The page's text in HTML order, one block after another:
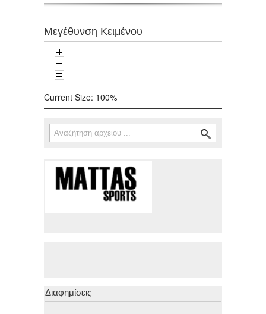
Μεγέθυνση Κειμένου
Current Size: 100%
Φόρμα αναζήτησης
Αναζήτηση
Διαφημίσεις